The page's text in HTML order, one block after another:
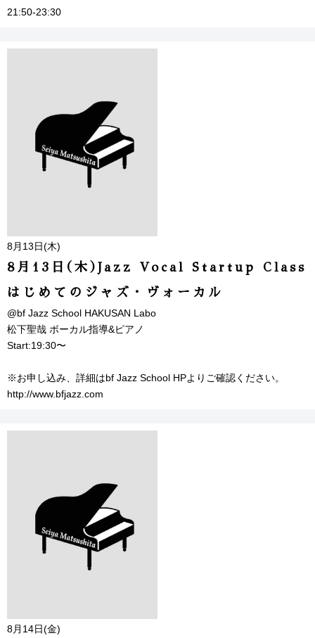
21:50-23:30
8月13日(木)
8月13日(木)Jazz Vocal Startup Class
はじめてのジャズ・ヴォーカル
@bf Jazz School HAKUSAN Labo
松下聖哉 ボーカル指導&ピアノ
Start:19:30〜
※お申し込み、詳細はbf Jazz School HPよりご確認ください。
http://www.bfjazz.com
8月14日(金)